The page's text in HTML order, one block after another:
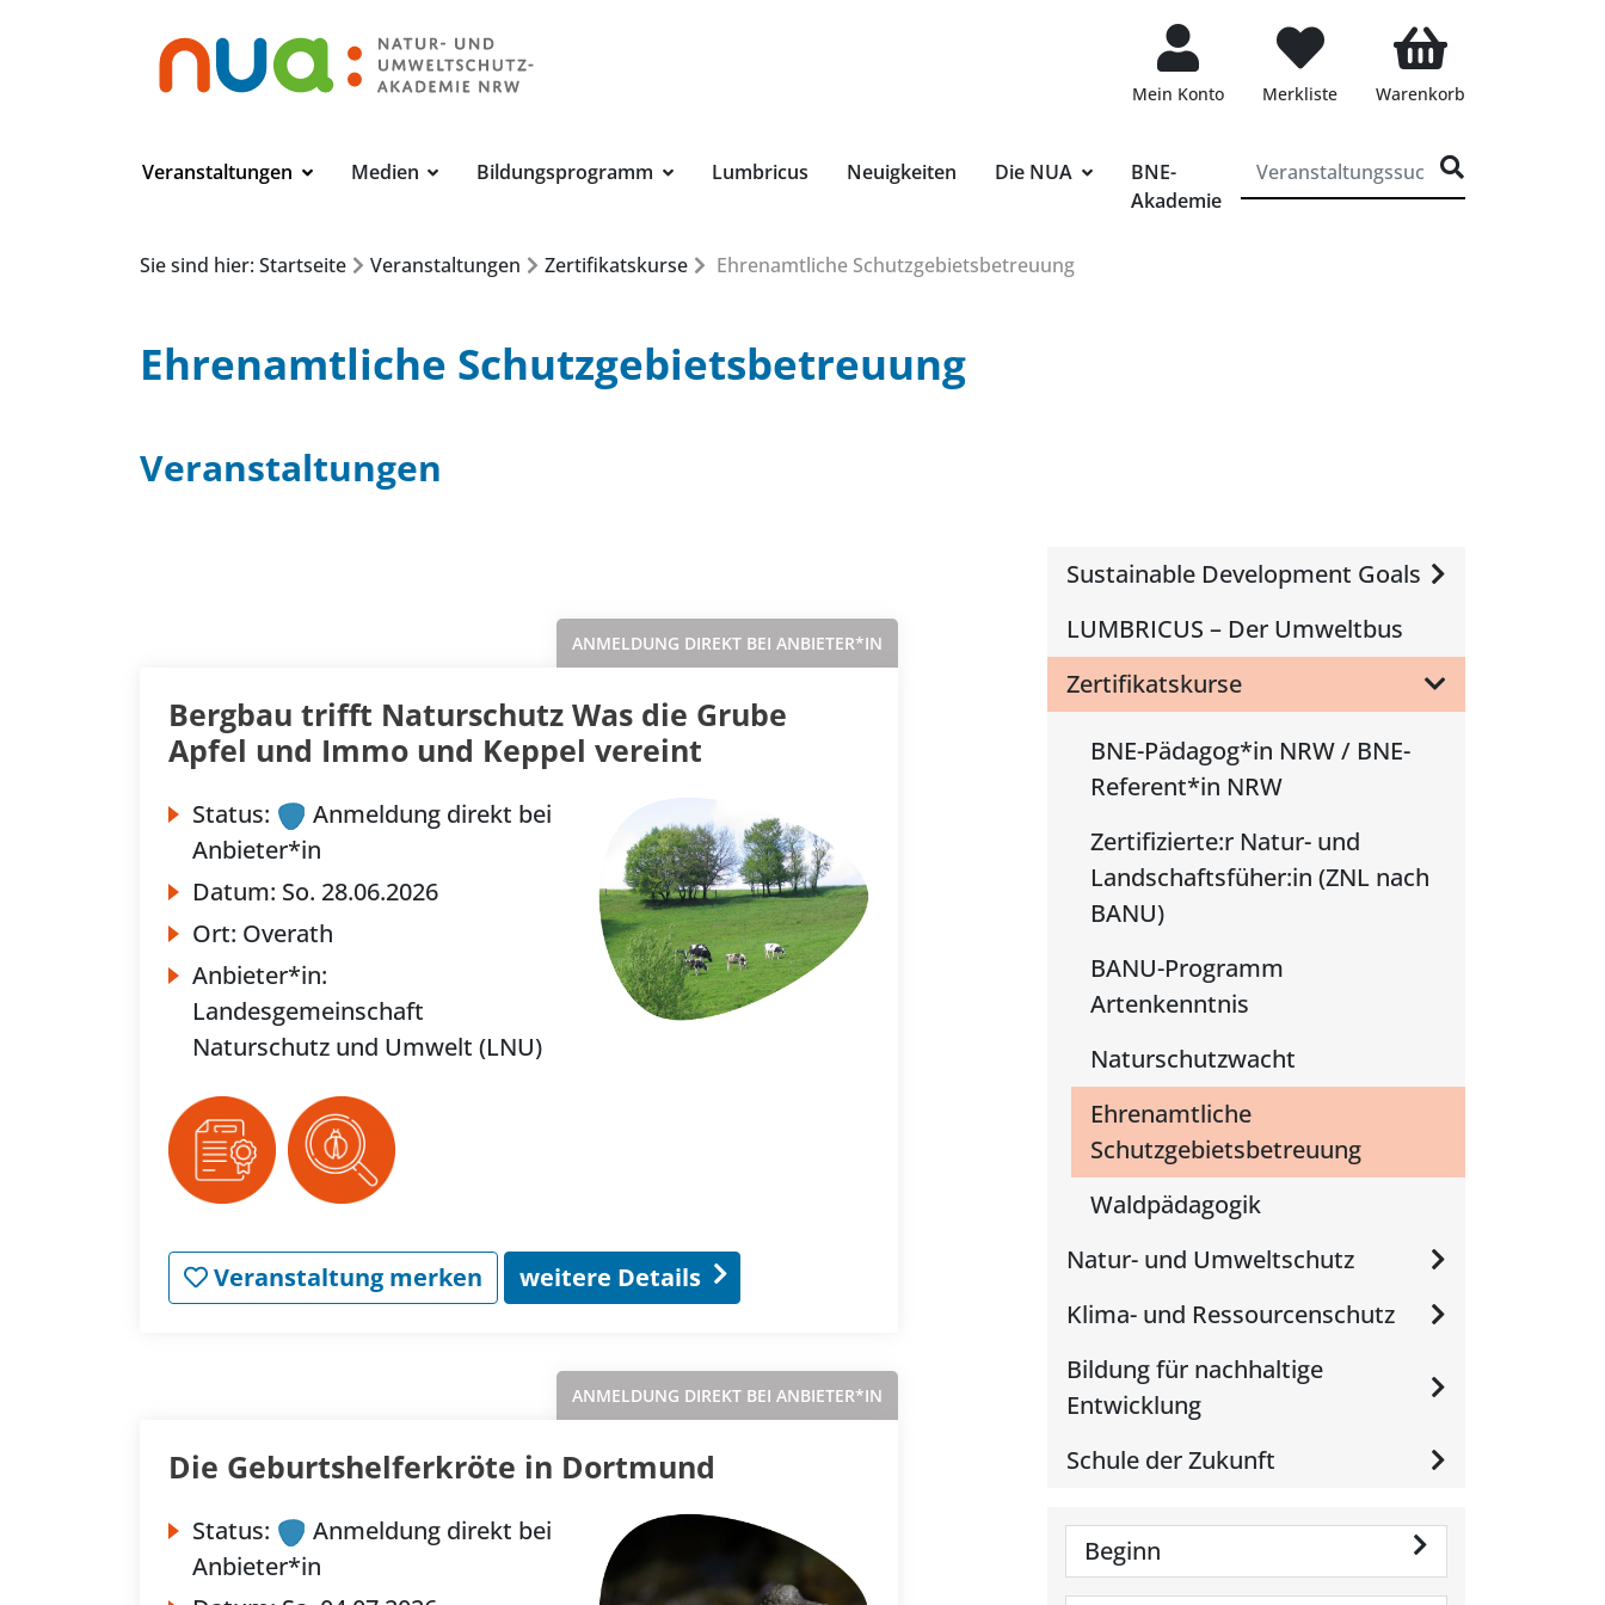
Mein Konto Merkliste Warenkorb
Veranstaltungen Medien Bildungsprogramm Lumbricus Neuigkeiten Die NUA
BNE-
Akademie
Sie sind hier: Startseite Veranstaltungen Zertifikatskurse Ehrenamtliche Schutzgebietsbetreuung
Ehrenamtliche Schutzgebietsbetreuung
Veranstaltungen
ANMELDUNG DIREKT BEI ANBIETER*IN
Bergbau trifft Naturschutz Was die Grube
Apfel und Immo und Keppel vereint
Status:
Anmeldung direkt bei
Anbieter*in
Datum: So. 28.06.2026
Ort: Overath
Anbieter*in:
Landesgemeinschaft
Naturschutz und Umwelt (LNU)
Veranstaltung merken weitere Details
ANMELDUNG DIREKT BEI ANBIETER*IN
Die Geburtshelferkröte in Dortmund
Status:
Anmeldung direkt bei
Anbieter*in
Sustainable Development Goals
LUMBRICUS – Der Umweltbus
Zertifikatskurse
BNE-Pädagog*in NRW / BNE-
Referent*in NRW
Zertifizierte:r Natur- und
Landschaftsfüher:in (ZNL nach
BANU)
BANU-Programm
Artenkenntnis
Naturschutzwacht
Ehrenamtliche
Schutzgebietsbetreuung
Waldpädagogik
Natur- und Umweltschutz
Klima- und Ressourcenschutz
Bildung für nachhaltige
Entwicklung
Schule der Zukunft
Beginn